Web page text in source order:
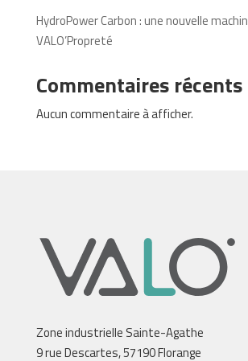
HydroPower Carbon : une nouvelle
VALO’Propreté
Commentaires récents
Aucun commentaire à afficher.
Zone industrielle Sainte-Agathe
9 rue Descartes, 57190 Florange